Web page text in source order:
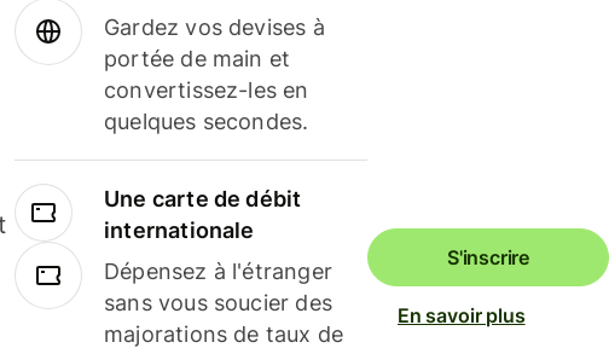
Gardez vos devises à
portée de main et
convertissez-les en
quelques secondes.
Une carte de débit
internationale
Dépensez à l'étranger
sans vous soucier des
majorations de taux de
S'inscrire
En savoir plus